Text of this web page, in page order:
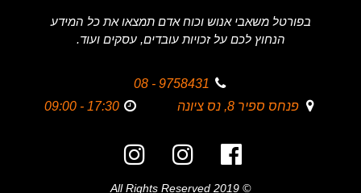
בפורטל משאבי אנוש וכוח אדם תמצאו את כל המידע
הנחוץ לכם על זכויות עובדים, עסקים ועוד.
9758431 - 08
פנחס ספיר 8, נס ציונה
17:30 - 09:00
© 2019 All Rights Reserved